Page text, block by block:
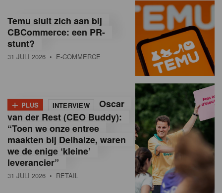
o
n
d
a
M
a
g
a
Temu sluit zich aan bij
CBCommerce: een PR-
stunt?
31 JULI 2026 • E-COMMERCE
+ PLUS INTERVIEW
Oscar
van der Rest (CEO Buddy):
“Toen we onze entree
maakten bij Delhaize, waren
we de enige ‘kleine’
leverancier”
31 JULI 2026 • RETAIL